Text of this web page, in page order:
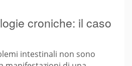
croniche: il caso
intestinali non sono